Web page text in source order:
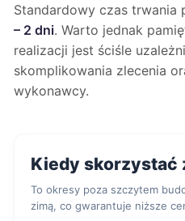
Standardowy czas trwania
– 2 dni. Warto jednak
realizacji jest ściśle
skomplikowania zlecenia
wykonawcy.
Kiedy skorzystać
To okresy poza szczytem
zimą, co gwarantuje niższe